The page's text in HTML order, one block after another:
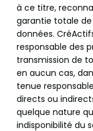
à ce titre,
garantie totale
données.
responsable des
transmission de
en aucun cas,
tenue
directs ou
quelque nature
indisponibilité du